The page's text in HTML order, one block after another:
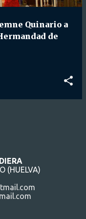
Quinario a
de
(HUELVA)